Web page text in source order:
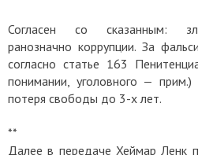
Согласен со сказанным:
ранозначно коррупции. За
согласно статье 163
понимании, уголовного —
потеря свободы до 3-х лет.
**
Далее в передаче Хеймар Ленк